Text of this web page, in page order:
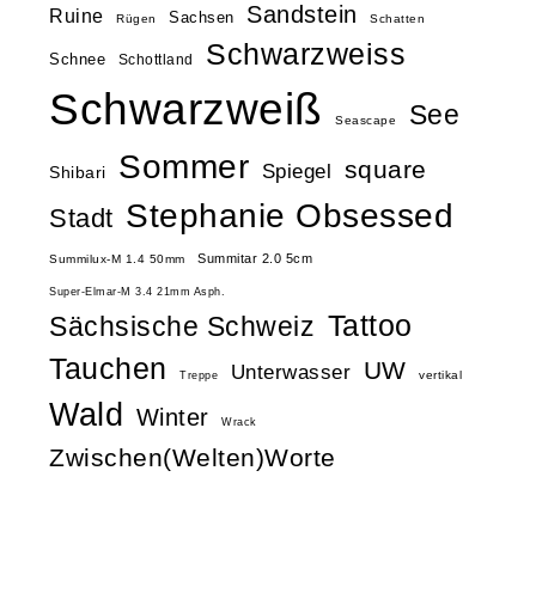
Ruine Rügen Sachsen Sandstein Schatten
Schnee Schottland Schwarzweiss
Schwarzweiß Seascape See
Shibari Sommer Spiegel square
Stadt Stephanie Obsessed
Summilux-M 1.4 50mm Summitar 2.0 5cm
Super-Elmar-M 3.4 21mm Asph.
Sächsische Schweiz Tattoo
Tauchen
Treppe Unterwasser UW vertikal
Wald Winter Wrack
Zwischen(Welten)Worte